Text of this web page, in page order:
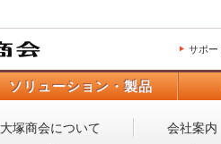
サポー
ソリューション・製品
大塚商会について 会社案内